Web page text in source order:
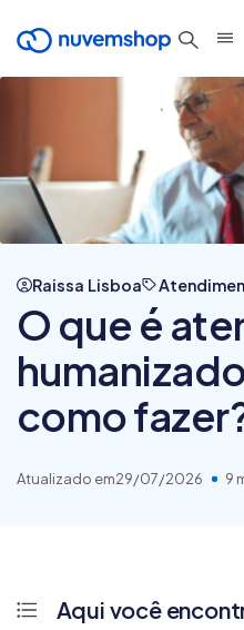
Raissa Lisboa
O que é
como
Atualizado em29/07/2026 9
Aqui você